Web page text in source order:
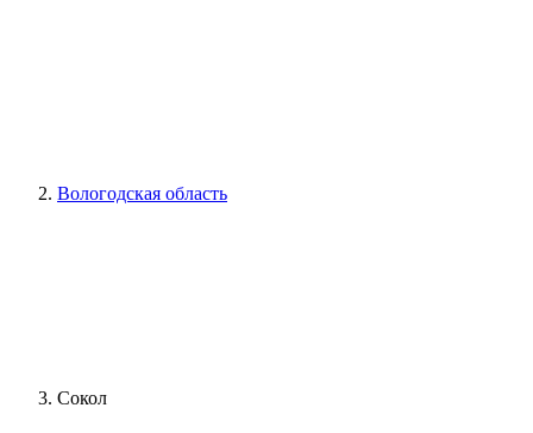
Вологодская область
Сокол